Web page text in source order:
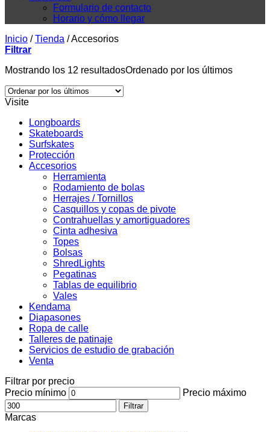
Formulario de contacto
Horario y cómo llegar
Inicio / Tienda /Accesorios
Filtrar
Mostrando los 12 resultadosOrdenado por los últimos
Visite
Longboards
Skateboards
Surfskates
Protección
Accesorios
Herramienta
Rodamiento de bolas
Herrajes / Tornillos
Casquillos y copas de pivote
Contrahuellas y amortiguadores
Cinta adhesiva
Topes
Bolsas
ShredLights
Pegatinas
Tablas de equilibrio
Vales
Kendama
Diapasones
Ropa de calle
Talleres de patinaje
Servicios de estudio de grabación
Venta
Filtrar por precio
Precio mínimo
Precio máximo
Filtrar
Marcas